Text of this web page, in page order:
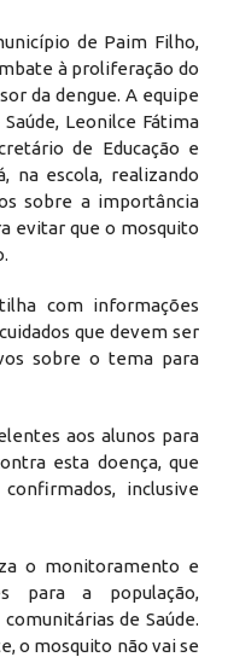
de Paim Filho,
à proliferação do
da dengue. A equipe
Leonilce Fátima
de Educação e
na escola, realizando
sobre a importância
evitar que o mosquito
com informações
que devem ser
sobre o tema para
aos alunos para
esta doença, que
inclusive
o monitoramento e
para a população,
de Saúde.
o mosquito não vai se